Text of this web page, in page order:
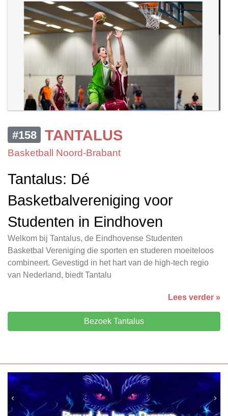
#158 TANTALUS
Basketball Noord-Brabant
Tantalus: Dé
Basketbalvereniging voor
Studenten in Eindhoven
Welkom bij Tantalus, de Eindhovense Studenten
Basketbal Vereniging die sporten en studeren moeiteloos
combineert. Gevestigd in het hart van de high-tech regio
van Nederland, biedt Tantalu
Lees verder »
Bezoek Tantalus